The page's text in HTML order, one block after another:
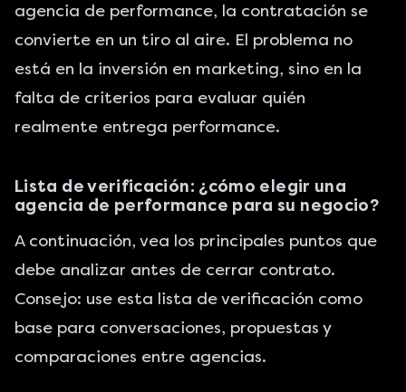
agencia de performance, la contratación se
convierte en un tiro al aire. El problema no
está en la inversión en marketing, sino en la
falta de criterios para evaluar quién
realmente entrega performance.
Lista de verificación: ¿cómo elegir una
agencia de performance para su negocio?
A continuación, vea los principales puntos que
debe analizar antes de cerrar contrato.
Consejo: use esta lista de verificación como
base para conversaciones, propuestas y
comparaciones entre agencias.